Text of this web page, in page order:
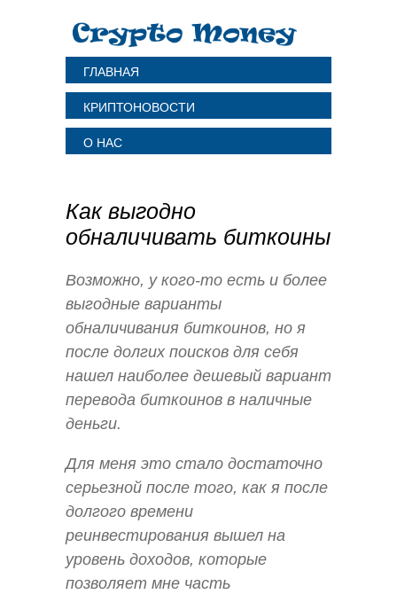
ГЛАВНАЯ
КРИПТОНОВОСТИ
О НАС
Как выгодно
обналичивать биткоины
Возможно, у кого-то есть и более
выгодные варианты
обналичивания биткоинов, но я
после долгих поисков для себя
нашел наиболее дешевый вариант
перевода биткоинов в наличные
деньги.
Для меня это стало достаточно
серьезной после того, как я после
долгого времени
реинвестирования вышел на
уровень доходов, которые
позволяет мне часть